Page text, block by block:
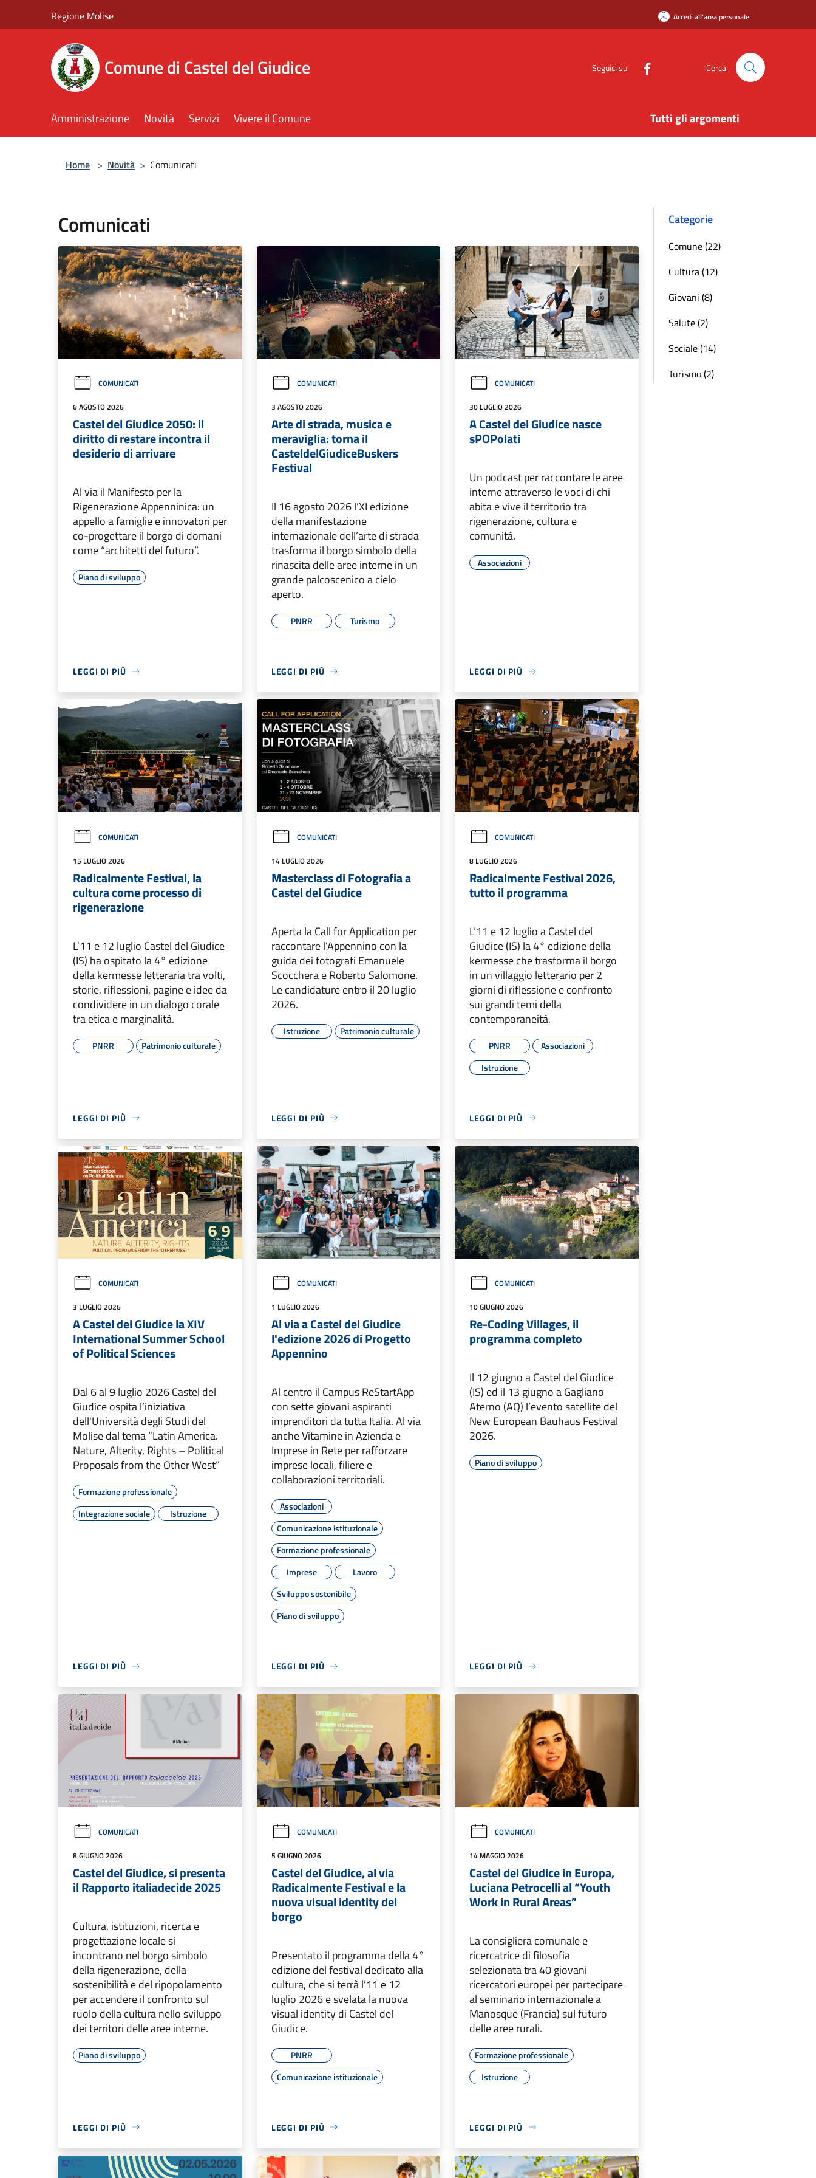
Regione Molise Accedi all'area personale
Comune di Castel del Giudice Seguici su Cerca
Amministrazione Novità Servizi Vivere il Comune Tutti gli argomenti
Home > Novità > Comunicati
Comunicati
COMUNICATI
6 AGOSTO 2026
Castel del Giudice 2050: il
diritto di restare incontra il
desiderio di arrivare
Al via il Manifesto per la
Rigenerazione Appenninica: un
appello a famiglie e innovatori per
co-progettare il borgo di domani
come “architetti del futuro”.
Piano di sviluppo
LEGGI DI PIÙ
COMUNICATI
3 AGOSTO 2026
Arte di strada, musica e
meraviglia: torna il
CasteldelGiudiceBuskers
Festival
Il 16 agosto 2026 l’XI edizione
della manifestazione
internazionale dell’arte di strada
trasforma il borgo simbolo della
rinascita delle aree interne in un
grande palcoscenico a cielo
aperto.
PNRR Turismo
LEGGI DI PIÙ
COMUNICATI
30 LUGLIO 2026
A Castel del Giudice nasce
sPOPolati
Un podcast per raccontare le aree
interne attraverso le voci di chi
abita e vive il territorio tra
rigenerazione, cultura e
comunità.
Associazioni
LEGGI DI PIÙ
COMUNICATI
15 LUGLIO 2026
Radicalmente Festival, la
cultura come processo di
rigenerazione
L’11 e 12 luglio Castel del Giudice
(IS) ha ospitato la 4° edizione
della kermesse letteraria tra volti,
storie, riflessioni, pagine e idee da
condividere in un dialogo corale
tra etica e marginalità.
PNRR Patrimonio culturale
LEGGI DI PIÙ
COMUNICATI
14 LUGLIO 2026
Masterclass di Fotografia a
Castel del Giudice
Aperta la Call for Application per
raccontare l’Appennino con la
guida dei fotografi Emanuele
Scocchera e Roberto Salomone.
Le candidature entro il 20 luglio
2026.
Istruzione Patrimonio culturale
LEGGI DI PIÙ
COMUNICATI
8 LUGLIO 2026
Radicalmente Festival 2026,
tutto il programma
L’11 e 12 luglio a Castel del
Giudice (IS) la 4° edizione della
kermesse che trasforma il borgo
in un villaggio letterario per 2
giorni di riflessione e confronto
sui grandi temi della
contemporaneità.
PNRR
Associazioni
Istruzione
LEGGI DI PIÙ
COMUNICATI
3 LUGLIO 2026
A Castel del Giudice la XIV
International Summer School
of Political Sciences
Dal 6 al 9 luglio 2026 Castel del
Giudice ospita l’iniziativa
dell'Università degli Studi del
Molise dal tema “Latin America.
Nature, Alterity, Rights – Political
Proposals from the Other West”
Formazione professionale
Integrazione sociale
Istruzione
LEGGI DI PIÙ
COMUNICATI
1 LUGLIO 2026
Al via a Castel del Giudice
l'edizione 2026 di Progetto
Appennino
Al centro il Campus ReStartApp
con sette giovani aspiranti
imprenditori da tutta Italia. Al via
anche Vitamine in Azienda e
Imprese in Rete per rafforzare
imprese locali, filiere e
collaborazioni territoriali.
Associazioni
Comunicazione istituzionale
Formazione professionale
Imprese
Lavoro
Sviluppo sostenibile
Piano di sviluppo
LEGGI DI PIÙ
COMUNICATI
10 GIUGNO 2026
Re-Coding Villages, il
programma completo
Il 12 giugno a Castel del Giudice
(IS) ed il 13 giugno a Gagliano
Aterno (AQ) l’evento satellite del
New European Bauhaus Festival
2026.
Piano di sviluppo
LEGGI DI PIÙ
COMUNICATI
8 GIUGNO 2026
Castel del Giudice, si presenta
il Rapporto italiadecide 2025
Cultura, istituzioni, ricerca e
progettazione locale si
incontrano nel borgo simbolo
della rigenerazione, della
sostenibilità e del ripopolamento
per accendere il confronto sul
ruolo della cultura nello sviluppo
dei territori delle aree interne.
Piano di sviluppo
LEGGI DI PIÙ
COMUNICATI
5 GIUGNO 2026
Castel del Giudice, al via
Radicalmente Festival e la
nuova visual identity del
borgo
Presentato il programma della 4°
edizione del festival dedicato alla
cultura, che si terrà l’11 e 12
luglio 2026 e svelata la nuova
visual identity di Castel del
Giudice.
PNRR
Comunicazione istituzionale
LEGGI DI PIÙ
COMUNICATI
14 MAGGIO 2026
Castel del Giudice in Europa,
Luciana Petrocelli al “Youth
Work in Rural Areas”
La consigliera comunale e
ricercatrice di filosofia
selezionata tra 40 giovani
ricercatori europei per partecipare
al seminario internazionale a
Manosque (Francia) sul futuro
delle aree rurali.
Formazione professionale
Istruzione
LEGGI DI PIÙ
Categorie
Comune (22)
Cultura (12)
Giovani (8)
Salute (2)
Sociale (14)
Turismo (2)